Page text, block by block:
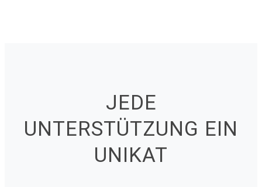
JEDE
UNTERSTÜTZUNG EIN
UNIKAT